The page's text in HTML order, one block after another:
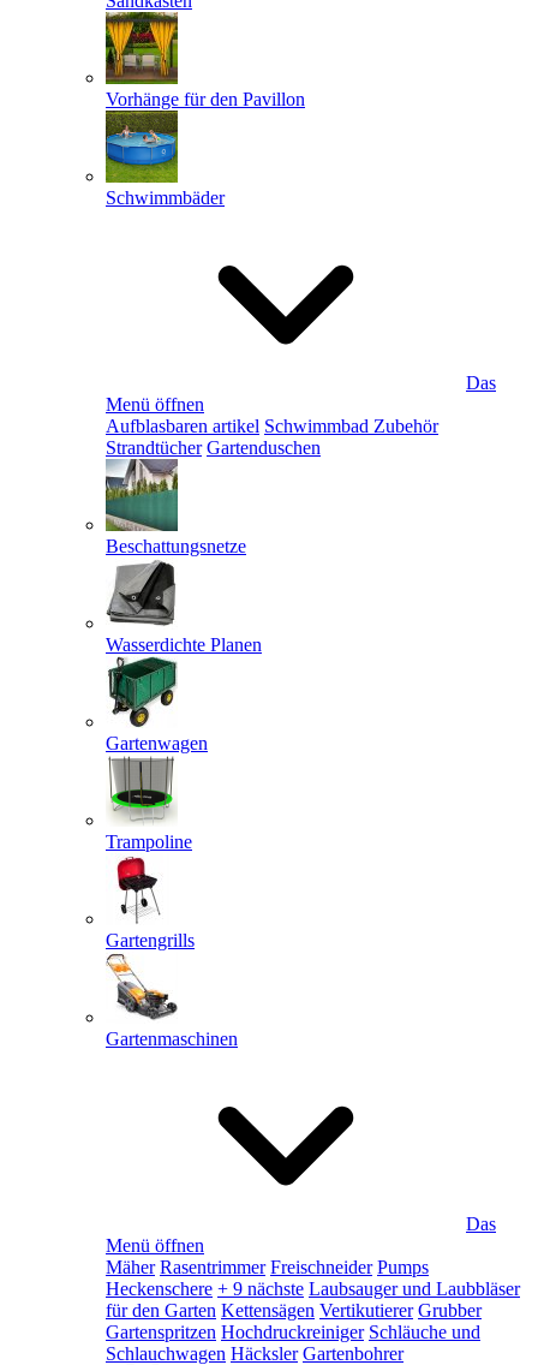
Vorhänge für den Pavillon
Schwimmbäder
Das
Menü öffnen
Aufblasbaren artikel Schwimmbad Zubehör
Strandtücher Gartenduschen
Beschattungsnetze
Wasserdichte Planen
Gartenwagen
Trampoline
Gartengrills
Gartenmaschinen
Das
Menü öffnen
Mäher Rasentrimmer Freischneider Pumps
Heckenschere + 9 nächste Laubsauger und Laubbläser
für den Garten Kettensägen Vertikutierer Grubber
Gartenspritzen Hochdruckreiniger Schläuche und
Schlauchwagen Häcksler Gartenbohrer